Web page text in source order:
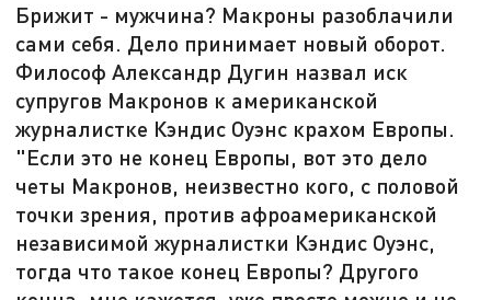
Брижит - мужчина? Макроны разоблачили
сами себя. Дело принимает новый оборот.
Философ Александр Дугин назвал иск
супругов Макронов к американской
журналистке Кэндис Оуэнс крахом Европы.
"Если это не конец Европы, вот это дело
четы Макронов, неизвестно кого, с половой
точки зрения, против афроамериканской
независимой журналистки Кэндис Оуэнс,
тогда что такое конец Европы? Другого